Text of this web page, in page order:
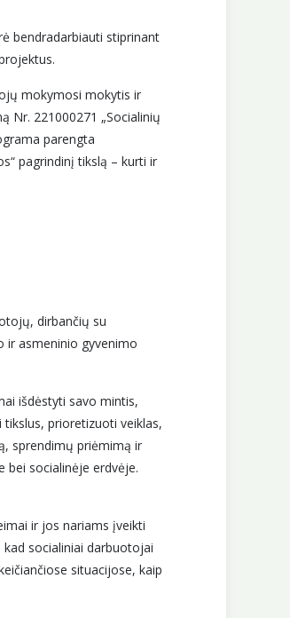
bendradarbiauti stiprinant
mokymosi mokytis ir
Nr. 221000271 „Socialinių
parengta
pagrindinį tikslą – kurti ir
dirbančių su
ir asmeninio gyvenimo
išdėstyti savo mintis,
prioretizuoti veiklas,
sprendimų priėmimą ir
bei socialinėje erdvėje.
ir jos nariams įveikti
socialiniai darbuotojai
situacijose, kaip